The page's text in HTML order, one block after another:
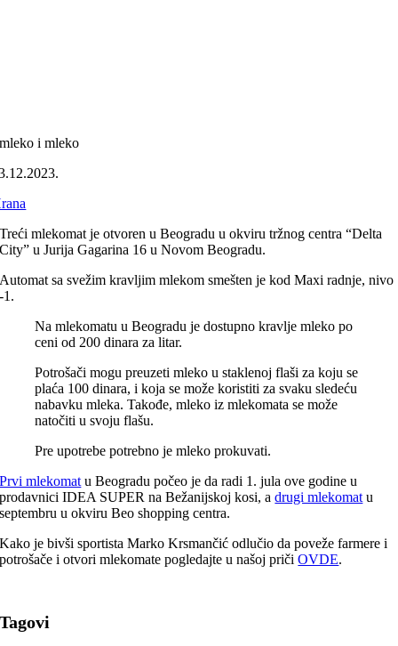
mleko i mleko
Treći mlekomat je otvoren u Beogradu u okviru tržnog centra “Delta
City” u Jurija Gagarina 16 u Novom Beogradu.
Automat sa svežim kravljim mlekom smešten je kod Maxi radnje, nivo
-1.
Na mlekomatu u Beogradu je dostupno kravlje mleko po
ceni od 200 dinara za litar.
Potrošači mogu preuzeti mleko u staklenoj flaši za koju se
plaća 100 dinara, i koja se može koristiti za svaku sledeću
nabavku mleka. Takođe, mleko iz mlekomata se može
natočiti u svoju flašu.
Pre upotrebe potrebno je mleko prokuvati.
Prvi mlekomat u Beogradu počeo je da radi 1. jula ove godine u
prodavnici IDEA SUPER na Bežanijskoj kosi, adrugi mlekomat u
septembru u okviru Beo shopping centra.
Kako je bivši sportista Marko Krsmančić odlučio da poveže farmere i
potrošače i otvori mlekomate pogledajte u našoj pričiOVDE.
Tagovi